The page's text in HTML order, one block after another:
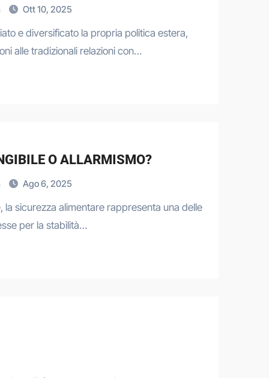
Ott 10, 2025
e diversificato la propria politica estera,
alle tradizionali relazioni con…
O ALLARMISMO?
Ago 6, 2025
sicurezza alimentare rappresenta una delle
per la stabilità…